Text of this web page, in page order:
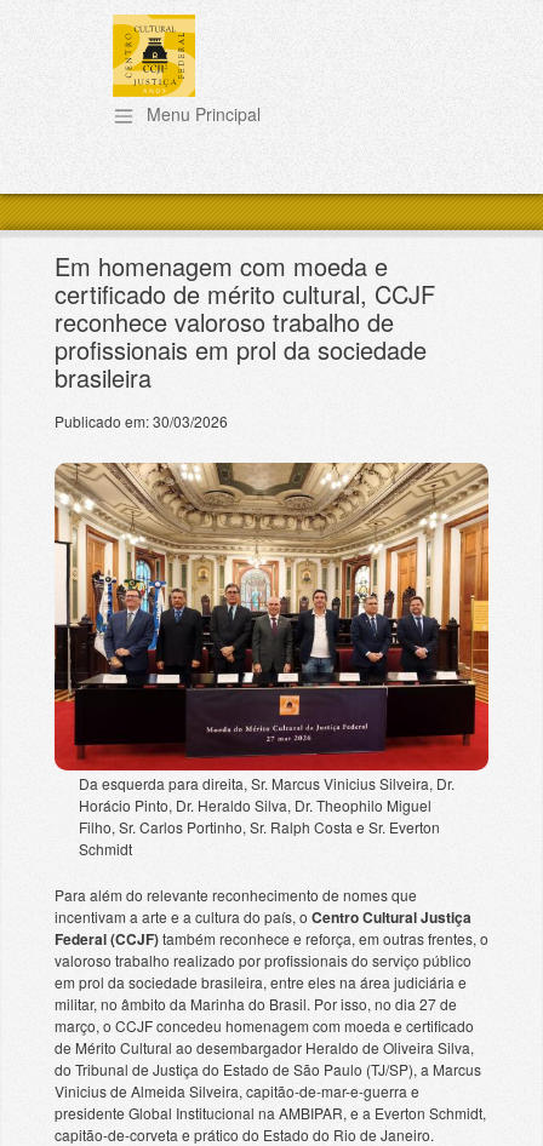
Em homenagem com moeda e
certificado de mérito cultural, CCJF
reconhece valoroso trabalho de
profissionais em prol da sociedade
brasileira
Publicado em:30/03/2026
Da esquerda para direita, Sr. Marcus Vinicius Silveira, Dr.
Horácio Pinto, Dr. Heraldo Silva, Dr. Theophilo Miguel
Filho, Sr. Carlos Portinho, Sr. Ralph Costa e Sr. Everton
Schmidt
Para além do relevante reconhecimento de nomes que
incentivam a arte e a cultura do país, o Centro Cultural Justiça
Federal (CCJF)também reconhece e reforça, em outras frentes, o
valoroso trabalho realizado por profissionais do serviço público
em prol da sociedade brasileira, entre eles na área judiciária e
militar, no âmbito da Marinha do Brasil. Por isso, no dia 27 de
março, o CCJF concedeu homenagem com moeda e certificado
de Mérito Cultural ao desembargador Heraldo de Oliveira Silva,
do Tribunal de Justiça do Estado de São Paulo (TJ/SP), a Marcus
Vinicius de Almeida Silveira, capitão-de-mar-e-guerra e
presidente Global Institucional na AMBIPAR, e a Everton Schmidt,
capitão-de-corveta e prático do Estado do Rio de Janeiro.